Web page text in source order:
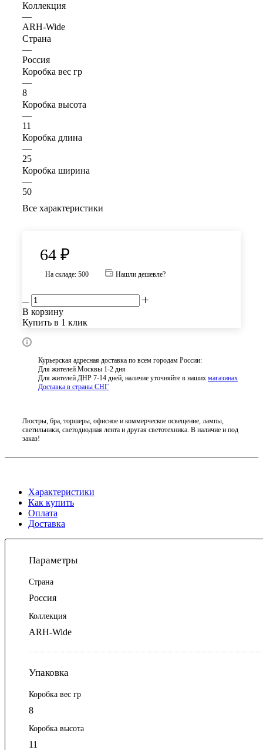
Коллекция
—
ARH-Wide
Страна
—
Россия
Коробка вес гр
—
8
Коробка высота
—
11
Коробка длина
—
25
Коробка ширина
—
50
Все характеристики
64 ₽
На складе: 500 Нашли дешевле?
В корзину
Купить в 1 клик
Курьерская адресная доставка по всем городам России:
Для жителей Москвы 1-2 дня
Для жителей ДНР 7-14 дней, наличие уточняйте в наших магазинах
Доставка в страны СНГ
Люстры, бра, торшеры, офисное и коммерческое освещение, лампы,
светильники, светодиодная лента и другая светотехника. В наличие и под
заказ!
Характеристики
Как купить
Оплата
Доставка
Параметры
Страна
Россия
Коллекция
ARH-Wide
Упаковка
Коробка вес гр
8
Коробка высота
11